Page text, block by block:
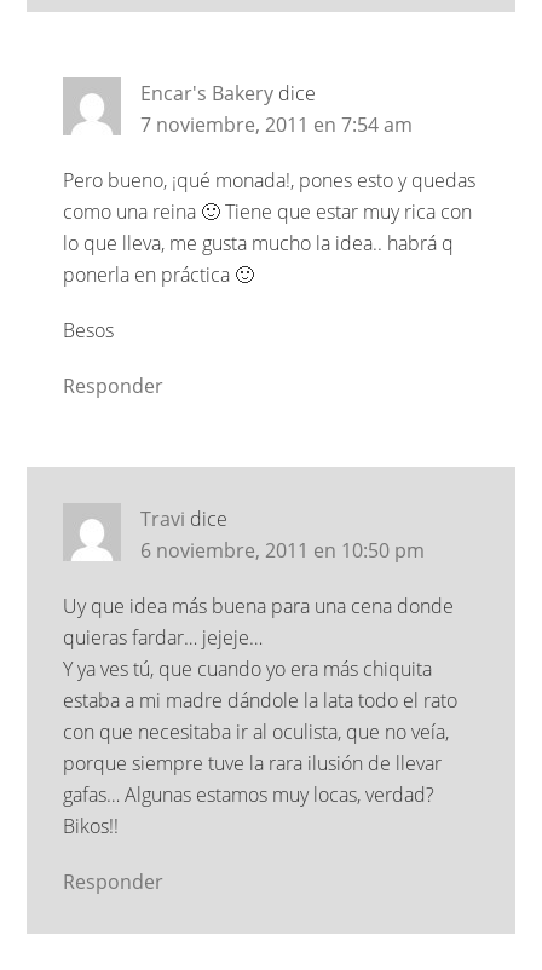
Encar's Bakery dice
7 noviembre, 2011 en 7:54 am
Pero bueno, ¡qué monada!, pones esto y quedas
como una reina 🙂 Tiene que estar muy rica con
lo que lleva, me gusta mucho la idea.. habrá q
ponerla en práctica 🙂
Besos
Responder
Travi dice
6 noviembre, 2011 en 10:50 pm
Uy que idea más buena para una cena donde
quieras fardar… jejeje…
Y ya ves tú, que cuando yo era más chiquita
estaba a mi madre dándole la lata todo el rato
con que necesitaba ir al oculista, que no veía,
porque siempre tuve la rara ilusión de llevar
gafas… Algunas estamos muy locas, verdad?
Bikos!!
Responder